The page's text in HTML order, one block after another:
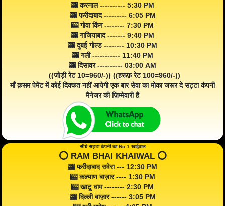
🎰 करनाल ---------- 5:30 PM
🎰 फरीदाबाद --------- 6:05 PM
🎰 गोवा किंग -------- 7:30 PM
🎰 गाजियाबाद ------- 9:40 PM
🎰 दुबई गोल्ड -------- 10:30 PM
🎰 गली ----------- 11:40 PM
🎰 दिसावर ---------- 03:00 AM
((जोड़ी रेट 10=960/-)) ((हरूफ़ रेट 100=960/-))
माँ क़सम पेमेंट में कोई दिक्कत नहीं आयेगी एक बार सेवा का मोका जरूर दे सट्टा कंपनी
मैनेजर की ज़िम्मेवारी है
सीधे सट्टा कंपनी का No 1 खाईवाल
⭕️ RAM BHAI KHAIWAL ⭕️
🎰 फरीदाबाद सवेरा --- 12:30 PM
🎰 कल्याण बाज़ार ---- 1:30 PM
🎰 खाटू धाम -------- 2:30 PM
🎰 दिल्ली बाज़ार ------ 3:05 PM